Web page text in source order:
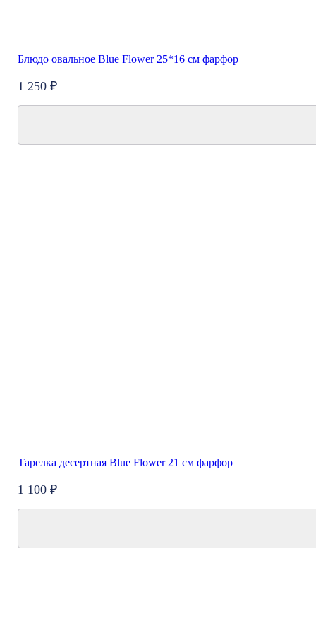
Блюдо овальное Blue Flower 25*16 см фарфор
1 250 ₽
Тарелка десертная Blue Flower 21 см фарфор
1 100 ₽